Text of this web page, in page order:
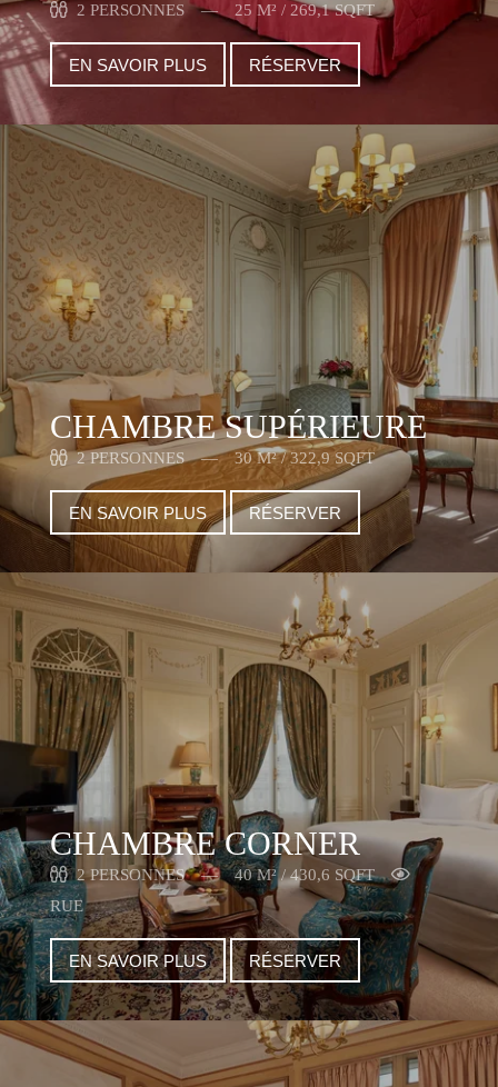
2 PERSONNES 25 M² / 269,1 SQFT
EN SAVOIR PLUS RÉSERVER
CHAMBRE SUPÉRIEURE
2 PERSONNES 30 M² / 322,9 SQFT
EN SAVOIR PLUS RÉSERVER
CHAMBRE CORNER
2 PERSONNES
40 M² / 430,6 SQFT
RUE
EN SAVOIR PLUS RÉSERVER